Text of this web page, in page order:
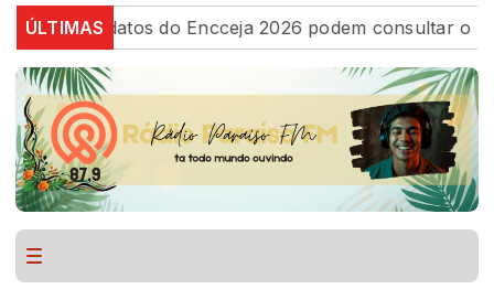
ÚLTIMASdo Encceja 2026 podem consultar o cartão de